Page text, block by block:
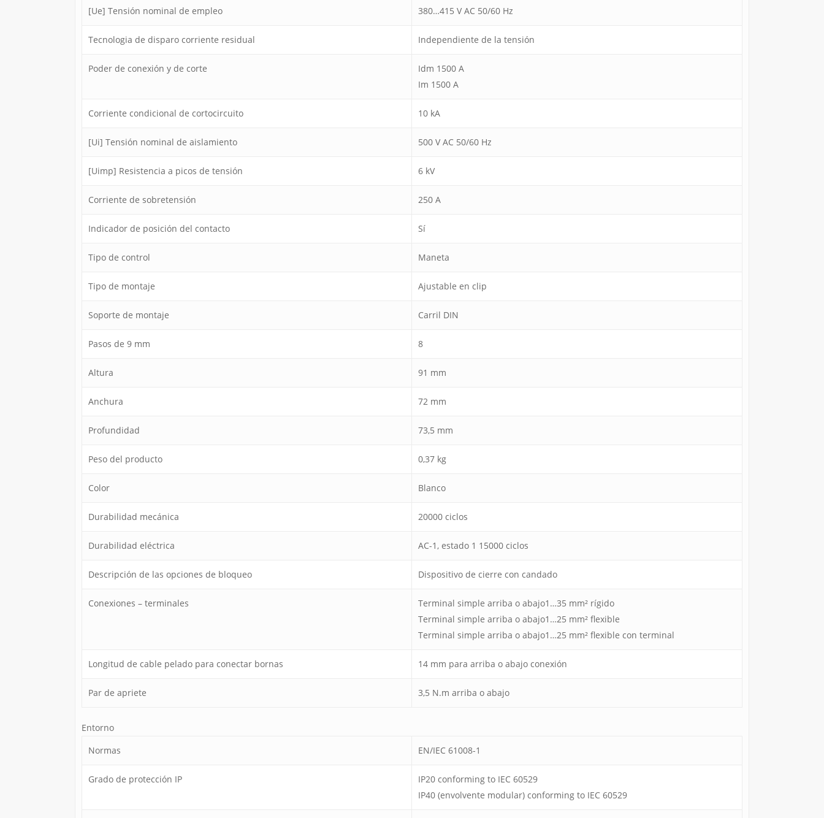
[Ue] Tensión nominal de empleo 380…415 V AC 50/60 Hz
Tecnologia de disparo corriente residual Independiente de la tensión
Poder de conexión y de corte
Idm 1500 A
Im 1500 A
Corriente condicional de cortocircuito 10 kA
[Ui] Tensión nominal de aislamiento 500 V AC 50/60 Hz
[Uimp] Resistencia a picos de tensión 6 kV
Corriente de sobretensión 250 A
Indicador de posición del contacto Sí
Tipo de control Maneta
Tipo de montaje Ajustable en clip
Soporte de montaje Carril DIN
Pasos de 9 mm 8
Altura 91 mm
Anchura 72 mm
Profundidad 73,5 mm
Peso del producto 0,37 kg
Color Blanco
Durabilidad mecánica 20000 ciclos
Durabilidad eléctrica AC-1, estado 1 15000 ciclos
Descripción de las opciones de bloqueo Dispositivo de cierre con candado
Conexiones – terminales
Terminal simple arriba o abajo1…35 mm² rígido
Terminal simple arriba o abajo1…25 mm² flexible
Terminal simple arriba o abajo1…25 mm² flexible con terminal
Longitud de cable pelado para conectar bornas 14 mm para arriba o abajo conexión
Par de apriete 3,5 N.m arriba o abajo
Entorno
Normas
EN/IEC 61008-1
Grado de protección IP
IP20 conforming to IEC 60529
IP40 (envolvente modular) conforming to IEC 60529